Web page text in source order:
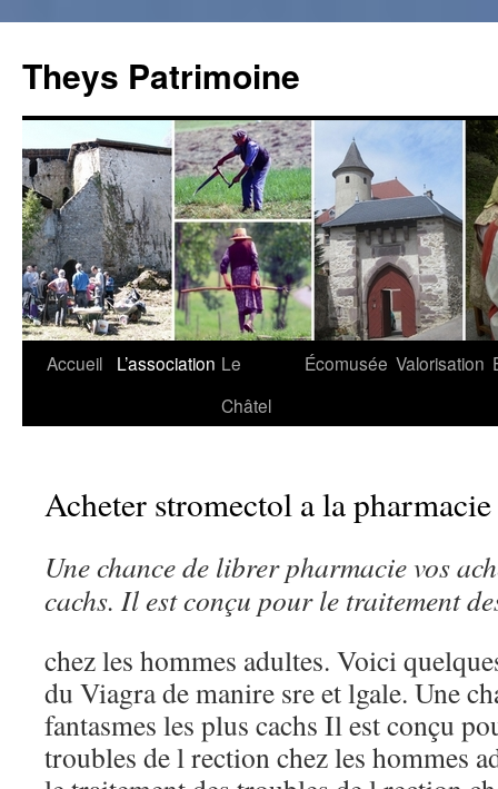
Theys Patrimoine
Aller
Accueil L’association Le
Châtel
Écomusée Valorisation
Acheter stromectol a la pharmacie
Une chancede librerpharmacievos
cachs. Il est conçu pour le traitement
chez les hommes adultes. Voici
du Viagra de manire sre et lgale. Une
fantasmes les plus cachs Il est conçu
troubles de l rection chez les hommes